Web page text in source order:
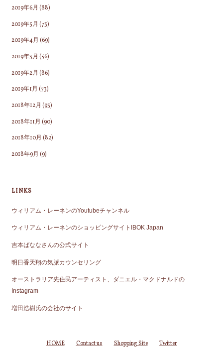
2019年6月 (88)
2019年5月 (73)
2019年4月 (69)
2019年3月 (56)
2019年2月 (86)
2019年1月 (73)
2018年12月 (93)
2018年11月 (90)
2018年10月 (82)
2018年9月 (9)
LINKS
ウィリアム・レーネンのYoutubeチャンネル
ウィリアム・レーネンのショッピングサイトIBOK Japan
吉本ばななさんの公式サイト
明日香天翔の気脈カウンセリング
オーストラリア先住民アーティスト、ダニエル・マクドナルドの
Instagram
増田浩樹氏の会社のサイト
HOME Contact us Shopping Site Twitter